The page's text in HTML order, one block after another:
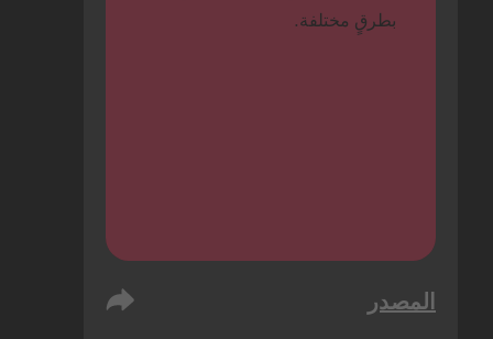
بطرقٍ مختلفة.
المصدر